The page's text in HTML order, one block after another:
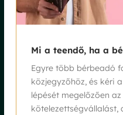
Mi a teendő, ha a
Egyre több bérbeadó
közjegyzőhöz, és kéri
lépését megelőzően
kötelezettségvállalást,